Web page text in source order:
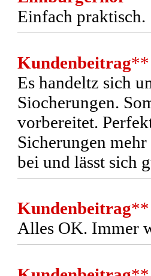
Einfach praktisch.
Kundenbeitrag**
Es handeltz sich
Siocherungen.
vorbereitet.
Sicherungen
bei und lässt sich
Kundenbeitrag**
Alles OK. Immer